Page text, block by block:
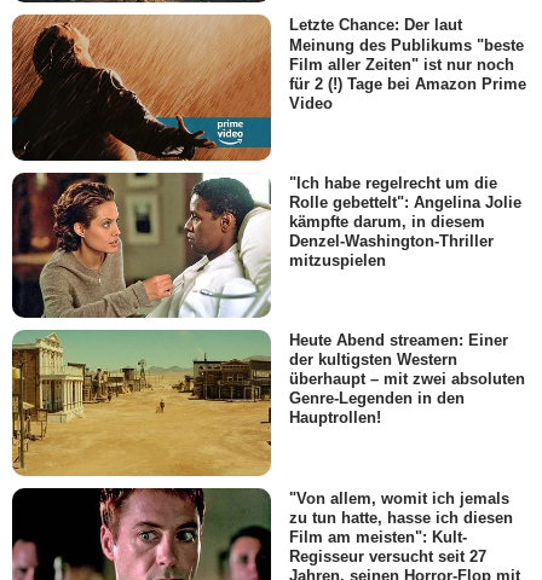
Letzte Chance: Der laut
Meinung des Publikums "beste
Film aller Zeiten" ist nur noch
für 2 (!) Tage bei Amazon Prime
Video
"Ich habe regelrecht um die
Rolle gebettelt": Angelina Jolie
kämpfte darum, in diesem
Denzel-Washington-Thriller
mitzuspielen
Heute Abend streamen: Einer
der kultigsten Western
überhaupt – mit zwei absoluten
Genre-Legenden in den
Hauptrollen!
"Von allem, womit ich jemals
zu tun hatte, hasse ich diesen
Film am meisten": Kult-
Regisseur versucht seit 27
Jahren, seinen Horror-Flop mit